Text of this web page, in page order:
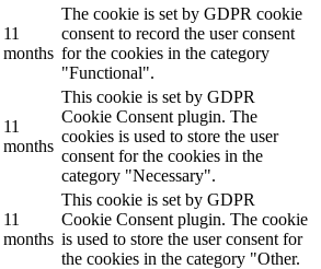
11
months
The cookie is set by GDPR cookie
consent to record the user consent
for the cookies in the category
"Functional".
11
months
This cookie is set by GDPR
Cookie Consent plugin. The
cookies is used to store the user
consent for the cookies in the
category "Necessary".
11
months
This cookie is set by GDPR
Cookie Consent plugin. The cookie
is used to store the user consent for
the cookies in the category "Other.